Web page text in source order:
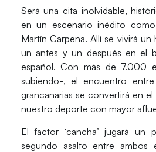
Será una cita inolvidable,
en un escenario inédito
Martín Carpena. Allí se vivirá
un antes y un después en el
español. Con más de 7.000
subiendo-, el encuentro entre
grancanarias se convertirá en
nuestro deporte con mayor
El factor ‘cancha’ jugará un
segundo asalto entre ambos